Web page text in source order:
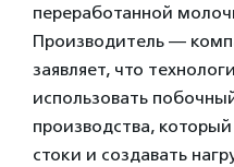
переработанной
Производитель —
заявляет, что
использовать
производства,
стоки и создавать